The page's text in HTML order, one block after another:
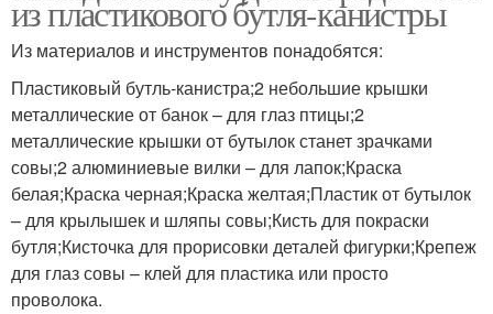
из пластикового бутля-канистры
Из материалов и инструментов понадобятся:
Пластиковый бутль-канистра;2 небольшие крышки
металлические от банок – для глаз птицы;2
металлические крышки от бутылок станет зрачками
совы;2 алюминиевые вилки – для лапок;Краска
белая;Краска черная;Краска желтая;Пластик от бутылок
– для крылышек и шляпы совы;Кисть для покраски
бутля;Кисточка для прорисовки деталей фигурки;Крепеж
для глаз совы – клей для пластика или просто
проволока.